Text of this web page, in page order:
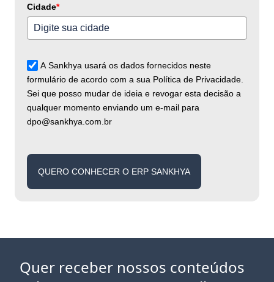
Cidade*
A Sankhya usará os dados fornecidos neste
formulário de acordo com a sua Política de Privacidade.
Sei que posso mudar de ideia e revogar esta decisão a
qualquer momento enviando um e-mail para
dpo@sankhya.com.br
QUERO CONHECER O ERP SANKHYA
Quer receber nossos conteúdos